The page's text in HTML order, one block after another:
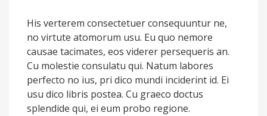
His verterem consectetuer consequuntur ne,
no virtute atomorum usu. Eu quo nemore
causae tacimates, eos viderer persequeris an.
Cu molestie consulatu qui. Natum labores
perfecto no ius, pri dico mundi inciderint id. Ei
usu dico libris postea. Cu graeco doctus
splendide qui, ei eum probo regione.